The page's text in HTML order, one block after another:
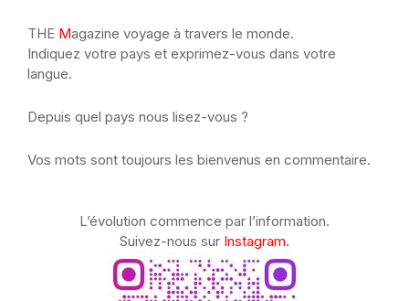
THE Magazine voyage à travers le monde.
Indiquez votre pays et exprimez-vous dans votre
langue.
Depuis quel pays nous lisez-vous ?
Vos mots sont toujours les bienvenus en commentaire.
L’évolution commence par l’information.
Suivez-nous sur Instagram.